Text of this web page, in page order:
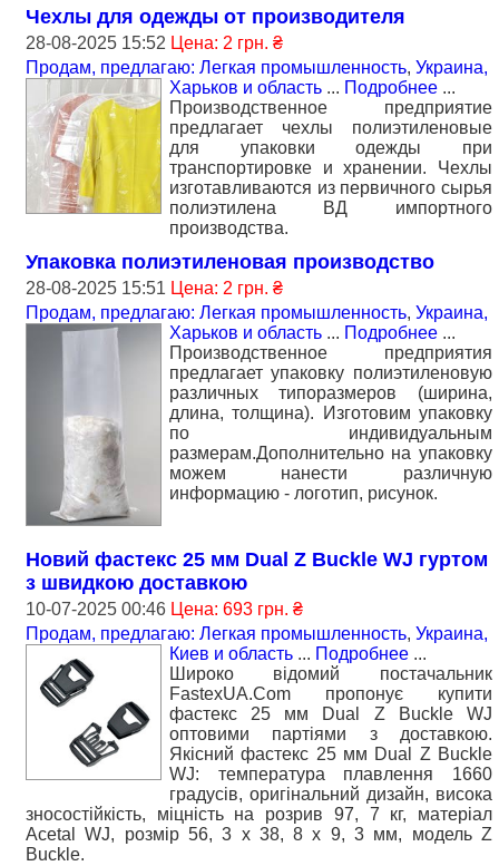
Чехлы для одежды от производителя
28-08-2025 15:52 Цена: 2 грн. ₴
Продам, предлагаю: Легкая промышленность, Украина,
Харьков и область ... Подробнее ...
Производственное предприятие
предлагает чехлы полиэтиленовые
для упаковки одежды при
транспортировке и хранении. Чехлы
изготавливаются из первичного сырья
полиэтилена ВД импортного
производства.
Упаковка полиэтиленовая производство
28-08-2025 15:51 Цена: 2 грн. ₴
Продам, предлагаю: Легкая промышленность, Украина,
Харьков и область ... Подробнее ...
Производственное предприятия
предлагает упаковку полиэтиленовую
различных типоразмеров (ширина,
длина, толщина). Изготовим упаковку
по индивидуальным
размерам.Дополнительно на упаковку
можем нанести различную
информацию - логотип, рисунок.
Новий фастекс 25 мм Dual Z Buckle WJ гуртом
з швидкою доставкою
10-07-2025 00:46 Цена: 693 грн. ₴
Продам, предлагаю: Легкая промышленность, Украина,
Киев и область ... Подробнее ...
Широко відомий постачальник
FastexUA.Com пропонує купити
фастекс 25 мм Dual Z Buckle WJ
оптовими партіями з доставкою.
Якісний фастекс 25 мм Dual Z Buckle
WJ: температура плавлення 1660
градусів, оригінальний дизайн, висока
зносостійкість, міцність на розрив 97, 7 кг, матеріал
Acetal WJ, розмір 56, 3 x 38, 8 x 9, 3 мм, модель Z
Buckle.